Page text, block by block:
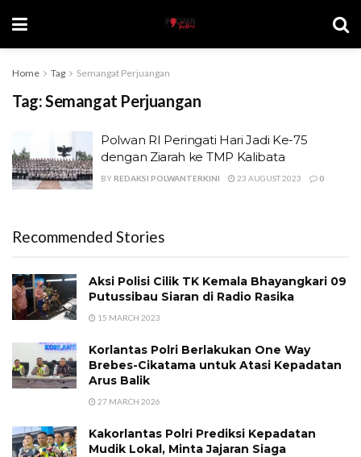
Home Tag Semangat Perjuangan
Tag:Semangat Perjuangan
Polwan RI Peringati Hari Jadi Ke-75
dengan Ziarah ke TMP Kalibata
BY REDAKSI POLWANTERKINI 23 AUGUST 2023 0
Recommended Stories
Aksi Polisi Cilik TK Kemala Bhayangkari 09
Putussibau Siaran di Radio Rasika
15 MARCH 2023
Korlantas Polri Berlakukan One Way
Brebes-Cikatama untuk Atasi Kepadatan
Arus Balik
27 MARCH 2026
Kakorlantas Polri Prediksi Kepadatan
Mudik Lokal, Minta Jajaran Siaga